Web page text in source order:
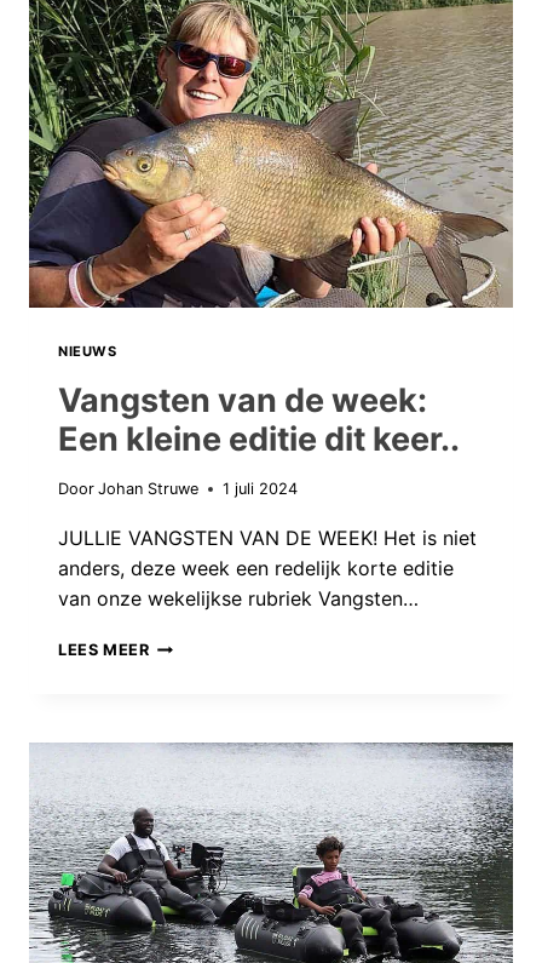
VAN
ALLES
WAT!
NIEUWS
Vangsten van de week:
Een kleine editie dit keer..
Door Johan Struwe 1 juli 2024
JULLIE VANGSTEN VAN DE WEEK! Het is niet
anders, deze week een redelijk korte editie
van onze wekelijkse rubriek Vangsten…
LEES MEERVANGSTEN
WEEK:
KLEINE
EDITIE
DIT
KEER..